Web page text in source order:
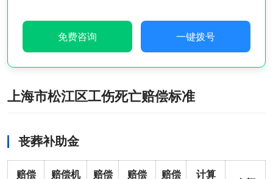
免费咨询 一键拨号
上海市松江区工伤死亡赔偿标准
丧葬补助金
赔偿
赔偿机
赔偿
赔偿
赔偿
计算